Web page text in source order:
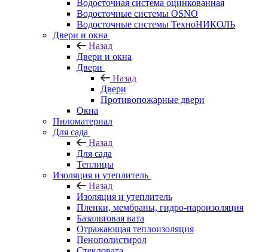
Водосточная система оцинкованная
Водосточные системы OSNO
Водосточные системы ТехноНИКОЛЬ
Двери и окна
Назад
Двери и окна
Двери
Назад
Двери
Противопожарные двери
Окна
Пиломатериал
Для сада
Назад
Для сада
Теплицы
Изоляция и утеплитель
Назад
Изоляция и утеплитель
Пленки, мембраны, гидро-пароизоляция
Базальтовая вата
Отражающая теплоизоляция
Пенополистирол